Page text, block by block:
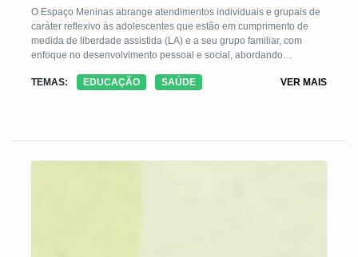
O Espaço Meninas abrange atendimentos individuais e grupais de
caráter reflexivo às adolescentes que estão em cumprimento de
medida de liberdade assistida (LA) e a seu grupo familiar, com
enfoque no desenvolvimento pessoal e social, abordando
de atendimento exclusivo para adolescentes acontece na
TEMAS: EDUCAÇÃO SAÚDE VER MAIS